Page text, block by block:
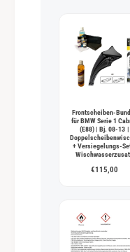
Frontscheiben-
für BMW Serie 1
(E88) | Bj. 08-13 |
+ Versiegelungs-
€115,00